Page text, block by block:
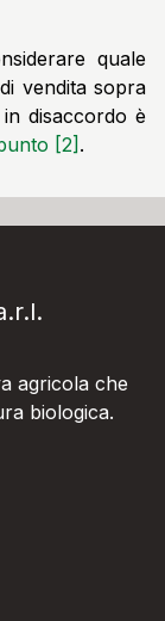
quale
vendita sopra
disaccordo è
[2].
agricola che
biologica.